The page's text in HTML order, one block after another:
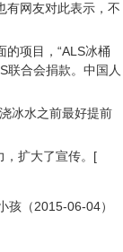
有网友对此表示，不
项目，“ALS冰桶
联合会捐款。中国人
冰水之前最好提前
，扩大了宣传。[
孩 （2015-06-04）